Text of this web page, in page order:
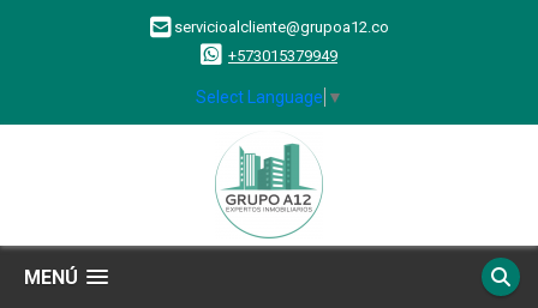
servicioalcliente@grupoa12.co
+573015379949
Select Language ▼
MENÚ